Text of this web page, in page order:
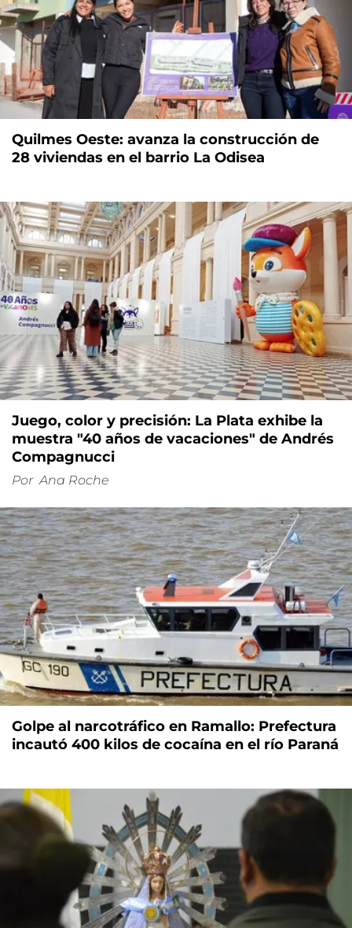
Quilmes Oeste: avanza la construcción de
28 viviendas en el barrio La Odisea
Juego, color y precisión: La Plata exhibe la
muestra "40 años de vacaciones" de Andrés
Compagnucci
Por Ana Roche
Golpe al narcotráfico en Ramallo: Prefectura
incautó 400 kilos de cocaína en el río Paraná